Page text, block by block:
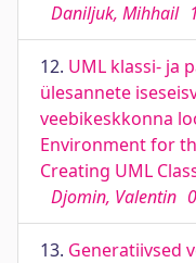
Daniljuk, Mihhail
12. UML klassi- ja
ülesannete
veebikeskkonna
Environment for
Creating UML
Djomin, Valentin
13. Generatiivsed